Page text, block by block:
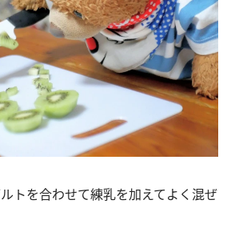
トを合わせて練乳を加えてよく混ぜ